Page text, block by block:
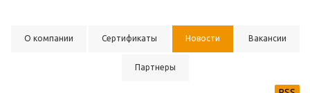
О компании Сертификаты Новости Вакансии
Партнеры